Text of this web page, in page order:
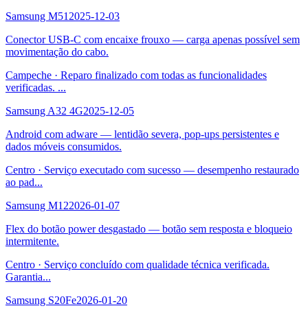
Samsung M51 2025-12-03
Conector USB-C com encaixe frouxo — carga apenas possível sem
movimentação do cabo.
Campeche · Reparo finalizado com todas as funcionalidades
verificadas. ...
Samsung A32 4G2025-12-05
Android com adware — lentidão severa, pop-ups persistentes e
dados móveis consumidos.
Centro · Serviço executado com sucesso — desempenho restaurado
ao pad...
Samsung M122026-01-07
Flex do botão power desgastado — botão sem resposta e bloqueio
intermitente.
Centro · Serviço concluído com qualidade técnica verificada.
Garantia...
Samsung S20Fe2026-01-20